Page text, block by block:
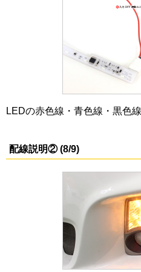
LEDの赤色線・青色線・黒色
配線説明② (8/9)